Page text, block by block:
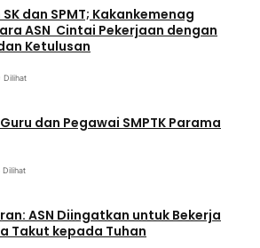
dan SPMT; Kakankemenag
ASN Cintai Pekerjaan dengan
Ketulusan
Dilihat
dan Pegawai SMPTK Parama
Dilihat
ASN Diingatkan untuk Bekerja
Takut kepada Tuhan